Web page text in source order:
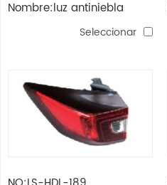
Nombre:luz antiniebla
Seleccionar